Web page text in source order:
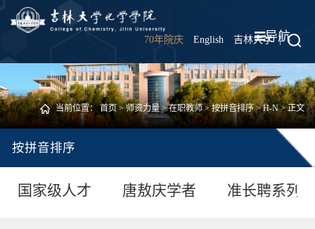
70年院庆 English 吉林大学 |
导航
当前位置：首页>师资力量>在职教师>按拼音排序>H-N> 正文
按拼音排序
国家级人才 唐敖庆学者 准长聘系列